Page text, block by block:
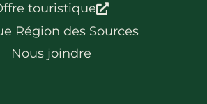
touristique
Région des Sources
Nous joindre